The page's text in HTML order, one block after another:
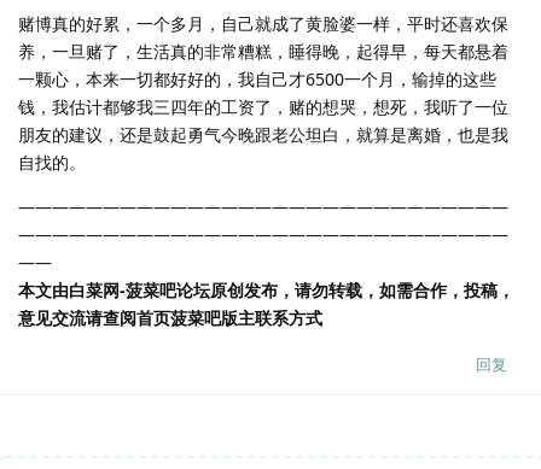
赌博真的好累，一个多月，自己就成了黄脸婆一样，平时还喜欢保
养，一旦赌了，生活真的非常糟糕，睡得晚，起得早，每天都悬着
一颗心，本来一切都好好的，我自己才6500一个月，输掉的这些
钱，我估计都够我三四年的工资了，赌的想哭，想死，我听了一位
朋友的建议，还是鼓起勇气今晚跟老公坦白，就算是离婚，也是我
自找的。
—————————————————————————————
—————————————————————————————
——
本文由白菜网-菠菜吧论坛原创发布，请勿转载，如需合作，投稿，
意见交流请查阅首页菠菜吧版主联系方式
回复